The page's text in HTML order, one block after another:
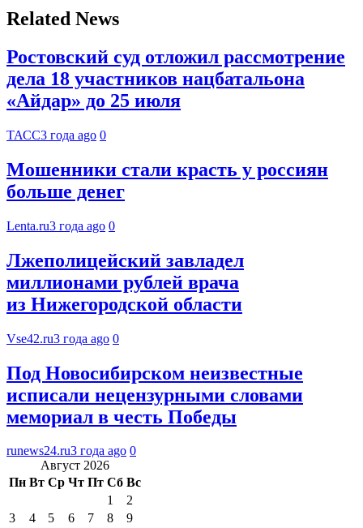
Related News
Ростовский суд отложил рассмотрение
дела 18 участников нацбатальона
«Айдар» до 25 июля
ТАСС3 года ago 0
Мошенники стали красть у россиян
больше денег
Lenta.ru3 года ago 0
Лжеполицейский завладел
миллионами рублей врача
из Нижегородской области
Vse42.ru3 года ago 0
Под Новосибирском неизвестные
исписали нецензурными словами
мемориал в честь Победы
runews24.ru3 года ago 0
Август 2026
Пн Вт Ср Чт Пт Сб Вс
1
2
3
4 5 6 7 8
9